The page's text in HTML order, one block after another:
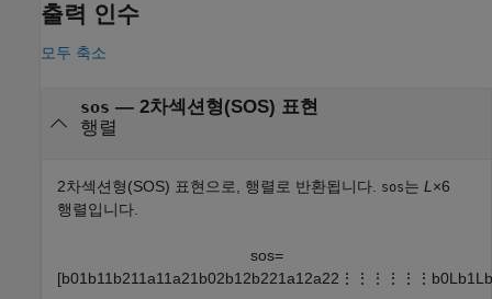
출력 인수
모두 축소
sos — 2차섹션형(SOS) 표현
행렬
2차섹션형(SOS) 표현으로, 행렬로 반환됩니다. sos는 L ×6
행렬입니다.
sos=
[b01 b11 b211a11a21 b02b12b221a12a22 ⋮ ⋮ ⋮ ⋮ ⋮ ⋮ b0L b1 L b